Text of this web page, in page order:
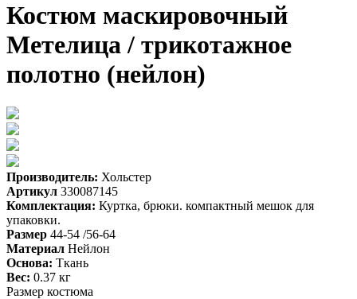
Костюм маскировочный
Метелица / трикотажное
полотно (нейлон)
Производитель: Хольстер
Артикул 330087145
Комплектация: Куртка, брюки. компактный мешок для
упаковки.
Размер 44-54 /56-64
Материал Нейлон
Основа: Ткань
Вес: 0.37 кг
Размер костюма